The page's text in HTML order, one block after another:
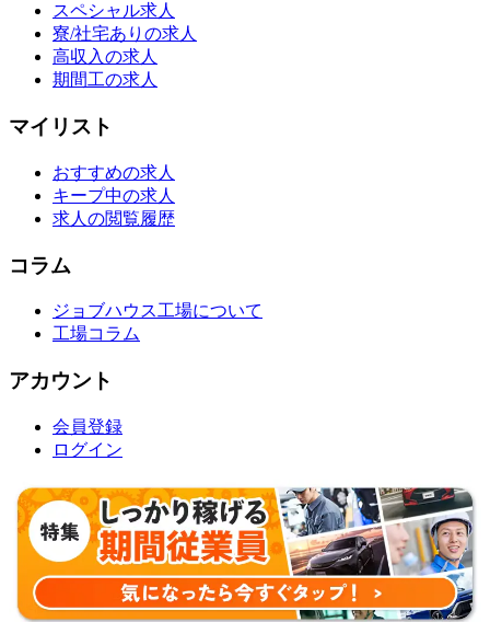
スペシャル求人
寮/社宅ありの求人
高収入の求人
期間工の求人
マイリスト
おすすめの求人
キープ中の求人
求人の閲覧履歴
コラム
ジョブハウス工場について
工場コラム
アカウント
会員登録
ログイン